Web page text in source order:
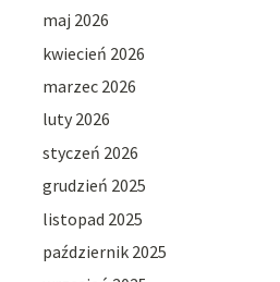
maj 2026
kwiecień 2026
marzec 2026
luty 2026
styczeń 2026
grudzień 2025
listopad 2025
październik 2025